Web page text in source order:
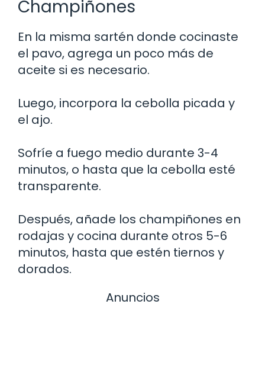
Champiñones
En la misma sartén donde cocinaste
el pavo, agrega un poco más de
aceite si es necesario.
Luego, incorpora la cebolla picada y
el ajo.
Sofríe a fuego medio durante 3-4
minutos, o hasta que la cebolla esté
transparente.
Después, añade los champiñones en
rodajas y cocina durante otros 5-6
minutos, hasta que estén tiernos y
dorados.
Anuncios